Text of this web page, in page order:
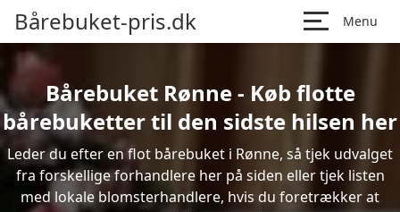
Bårebuket-pris.dk Menu
Bårebuket Rønne - Køb flotte
bårebuketter til den sidste hilsen her
Leder du efter en flot bårebuket i Rønne, så tjek udvalget
fra forskellige forhandlere her på siden eller tjek listen
med lokale blomsterhandlere, hvis du foretrækker at